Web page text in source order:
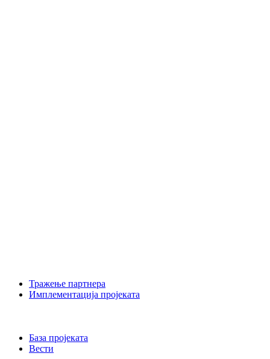
Тражење партнера
Имплементација пројеката
База пројеката
Вести